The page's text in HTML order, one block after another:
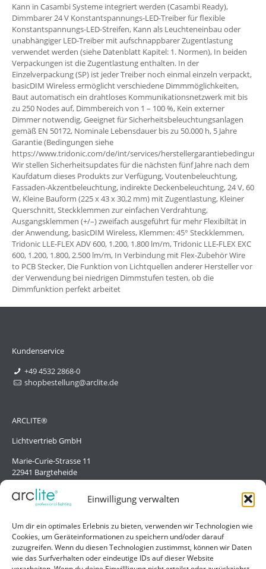
Einwilligung verwalten
Um dir ein optimales Erlebnis zu bieten, verwenden wir Technologien wie
Cookies, um Geräteinformationen zu speichern und/oder darauf
zuzugreifen. Wenn du diesen Technologien zustimmst, können wir Daten
wie das Surfverhalten oder eindeutige IDs auf dieser Website
Kann in Casambi Systeme integriert werden (Casambi Ready),
Dimmbarer 24 V Konstantspannungs-LED-Treiber für flexible
Konstantspannungs-LED-Streifen, Kann als Leuchteneinbau oder
unabhängiger LED-Treiber mit aufschnappbarer Zugentlastung
verwendet werden (siehe Datenblatt Kapitel: 1. Normen), In beiden
Verpackungen ist die Zugentlastung enthalten. In der
Einzelverpackung (SP) ist jeder Treiber noch einmal einzeln verpackt,
basicDIM Wireless ermöglicht verschiedene Dimmmöglichkeiten,
Baut automatisch ein drahtloses Kommunikationsnetzwerk mit bis
zu 250 Nodes auf, Dimmbereich von 1 – 100 %, Kein externer
Dimmer notwendig, Geeignet für Sicherheitsbeleuchtungsanlagen
gemäß EN 50172, Nominale Lebensdauer bis zu 50.000 h, 5 Jahre
Garantie (Bedingungen siehe
https://www.tridonic.com/de/int/services/
Wir stellen Sicherheitsupdates für die nächsten fünf Jahre nach dem
Kaufdatum dieses Produkts zur Verfügung, Voutenbeleuchtung,
Fassaden-Akzentbeleuchtung, indirekte Deckenbeleuchtung, 24 V, 60
W, Kleine Bauform (225 x 43 x 30,2 mm) mit Zugentlastung, Kleiner
Querschnitt, Steckklemmen zur einfachen Verdrahtung,
Ausgangsklemmen (+/–) zweifach ausgeführt für mehr Flexibiltät in
der Anwendung, basicDIM Wireless, Klemmen: 45° Steckklemmen,
Tridonic LLE-FLEX ADV 600, 1.200, 1.800 lm/m, Tridonic LLE-FLEX EXC
600, 1.200, 1.800, 2.500 lm/m, In Verbindung mit Flex-Zubehör Wire
to PCB Stecker, Die Funktion von Lichtquellen anderer Hersteller vor
der Verwendung bei niedrigen Dimmstufen testen, ob die
Dimmfunktion perfekt arbeitet
Kundenservice
+49 4532 2868-0
shopbestellung@arclite.de
ARCLITE®
Lichtvertrieb GmbH
Marie-Curie-Strasse 11
22941 Bargteheide
Deutschland/Germany
Hilfe
Liefer- und Zahlungsbedingungen
Kontakt